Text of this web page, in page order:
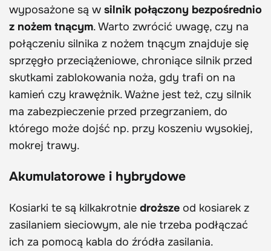
wyposażone są w silnik połączony bezpośrednio
z nożem tnącym. Warto zwrócić uwagę, czy na
połączeniu silnika z nożem tnącym znajduje się
sprzęgło przeciążeniowe, chroniące silnik przed
skutkami zablokowania noża, gdy trafi on na
kamień czy krawężnik. Ważne jest też, czy silnik
ma zabezpieczenie przed przegrzaniem, do
którego może dojść np. przy koszeniu wysokiej,
mokrej trawy.
Akumulatorowe i hybrydowe
Kosiarki te są kilkakrotnie droższe od kosiarek z
zasilaniem sieciowym, ale nie trzeba podłączać
ich za pomocą kabla do źródła zasilania.